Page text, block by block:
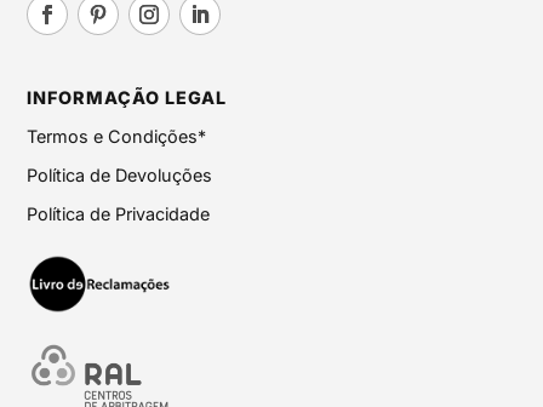
INFORMAÇÃO LEGAL
Termos e Condições*
Política de Devoluções
Política de Privacidade